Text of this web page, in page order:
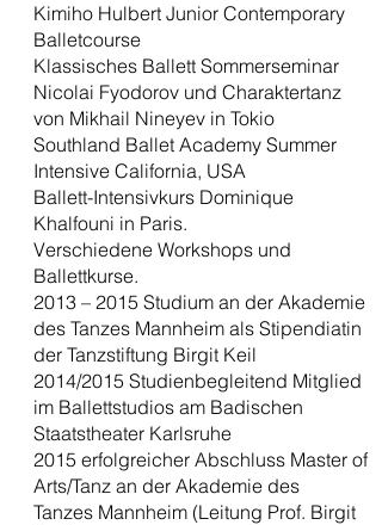
Kimiho Hulbert Junior Contemporary
Balletcourse
Klassisches Ballett Sommerseminar
Nicolai Fyodorov und Charaktertanz
von Mikhail Nineyev in Tokio
Southland Ballet Academy Summer
Intensive California, USA
Ballett-Intensivkurs Dominique
Khalfouni in Paris.
Verschiedene Workshops und
Ballettkurse.
2013 – 2015 Studium an der Akademie
des Tanzes Mannheim als Stipendiatin
der Tanzstiftung Birgit Keil
2014/2015 Studienbegleitend Mitglied
im Ballettstudios am Badischen
Staatstheater Karlsruhe
2015 erfolgreicher Abschluss Master of
Arts/Tanz an der Akademie des
Tanzes Mannheim (Leitung Prof. Birgit